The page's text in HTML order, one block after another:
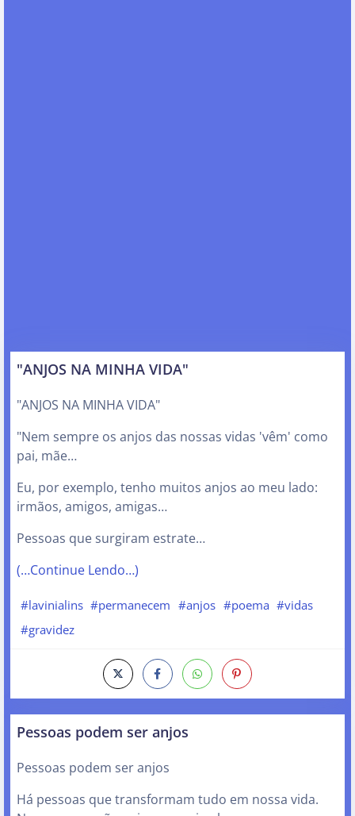
"ANJOS NA MINHA VIDA"
"ANJOS NA MINHA VIDA"
"Nem sempre os anjos das nossas vidas 'vêm' como
pai, mãe…
Eu, por exemplo, tenho muitos anjos ao meu lado:
irmãos, amigos, amigas…
Pessoas que surgiram estrate…
(…Continue Lendo…)
#lavinialins #permanecem #anjos #poema #vidas
#gravidez
Pessoas podem ser anjos
Pessoas podem ser anjos
Há pessoas que transformam tudo em nossa vida.